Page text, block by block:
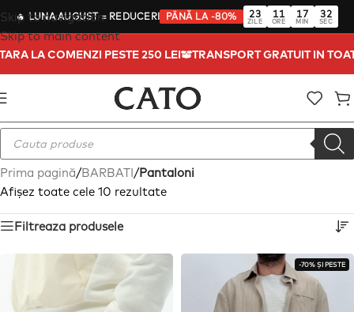
🔥 LUNA AUGUST= REDUCERI PÂNĂ LA -80% 23
ZILE
11
ORE
17
MIN
31
SEC
Skip to navigation
Skip to main content
TARA LA COMENZI PESTE 250 LEI TRANSPORT GRATUIT IN
Prima pagină/BARBATI/Pantaloni
Afișez toate cele 10 rezultate
Filtreaza produsele
-70% ȘI PESTE